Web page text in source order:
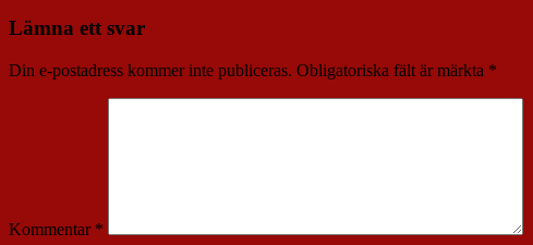
Lämna ett svar
Din e-postadress kommer inte publiceras. Obligatoriska fält är märkta *
Kommentar *